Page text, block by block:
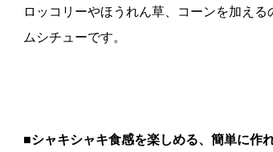
ロッコリーやほうれん草、コーンを加え
ムシチューです。
■シャキシャキ食感を楽しめる、簡単に作